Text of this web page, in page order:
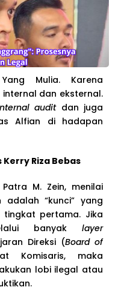
Mulia. Karena
dan eksternal.
auditdan juga
Alfian di hadapan
Riza Bebas
M. Zein, menilai
adalah “kunci” yang
pertama. Jika
banyak layer
Direksi (Board of
Komisaris, maka
lobi ilegal atau